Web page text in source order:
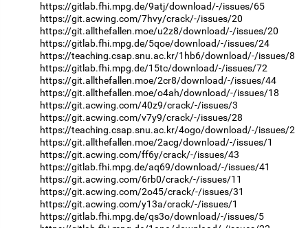
https://gitlab.fhi.mpg.de/9atj/download/-/issues/65
https://git.acwing.com/7hvy/crack/-/issues/20
https://git.allthefallen.moe/u2z8/download/-/issues/20
https://gitlab.fhi.mpg.de/5qoe/download/-/issues/24
https://teaching.csap.snu.ac.kr/1hb6/download/-/issues/8
https://gitlab.fhi.mpg.de/15tc/download/-/issues/72
https://git.allthefallen.moe/2cr8/download/-/issues/44
https://git.allthefallen.moe/o4ah/download/-/issues/18
https://git.acwing.com/40z9/crack/-/issues/3
https://git.acwing.com/v7y9/crack/-/issues/28
https://teaching.csap.snu.ac.kr/4ogo/download/-/issues/2
https://git.allthefallen.moe/2acg/download/-/issues/1
https://git.acwing.com/ff6y/crack/-/issues/43
https://gitlab.fhi.mpg.de/aq69/download/-/issues/41
https://git.acwing.com/6rb0/crack/-/issues/11
https://git.acwing.com/2o45/crack/-/issues/31
https://git.acwing.com/y13a/crack/-/issues/1
https://gitlab.fhi.mpg.de/qs3o/download/-/issues/5